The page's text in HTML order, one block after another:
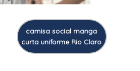
camisa social manga
curta uniforme Rio Claro